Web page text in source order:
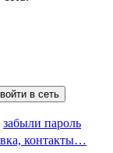
забыли пароль
контакты…